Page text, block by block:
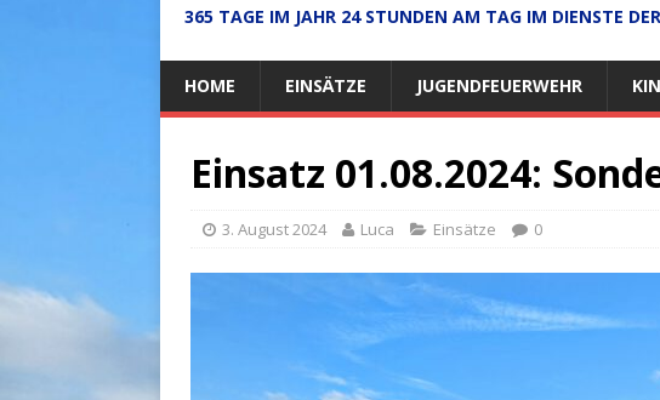
365 TAGE IM JAHR 24 STUNDEN AM TAG IM DIENSTE
HOME EINSÄTZE JUGENDFEUERWEHR
Einsatz 01.08.2024:
3. August 2024 Luca Einsätze 0